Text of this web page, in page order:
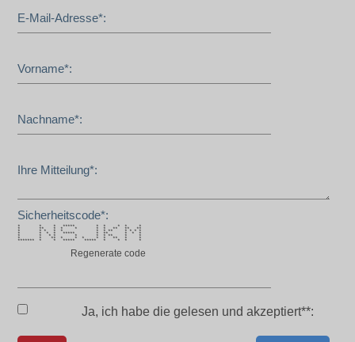
E-Mail-Adresse*:
Vorname*:
Nachname*:
Ihre Mitteilung*:
Sicherheitscode*:
* * * ***** * * * * *
* ** * * * * * ** ** **
* * * * * * * ** * * * *
* * * * ***** * ** * * *
* * * * * * * ** * *
* * ** * * * * * ** * *
******* * * ***** ***** * * * *
Regenerate code
Ja, ich habe die gelesen und akzeptiert**: